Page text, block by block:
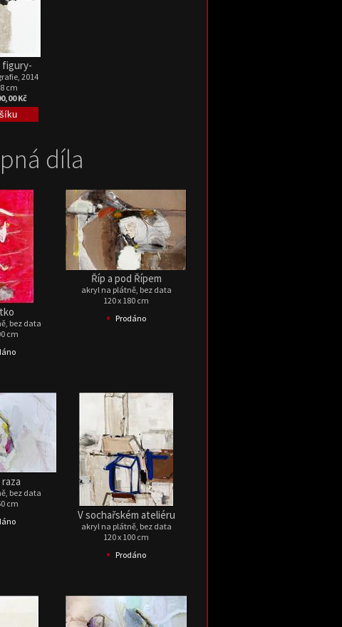
figury-
2014
cm
Kč
díla
bez data
cm
Říp a pod Řípem
akryl na plátně, bez data
120 x 180 cm
• Prodáno
bez data
cm
V sochařském ateliéru
akryl na plátně, bez data
120 x 100 cm
• Prodáno